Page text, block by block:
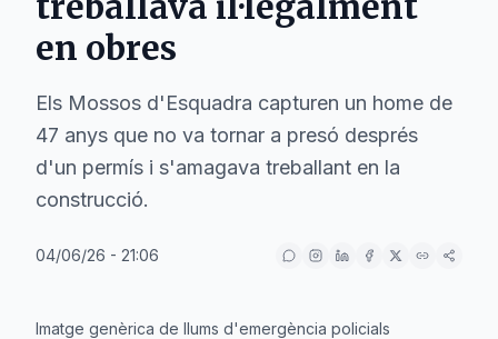
en obres
Els Mossos d'Esquadra capturen un home de
47 anys que no va tornar a presó després
d'un permís i s'amagava treballant en la
construcció.
04/06/26 - 21:06
Imatge genèrica de llums d'emergència policials